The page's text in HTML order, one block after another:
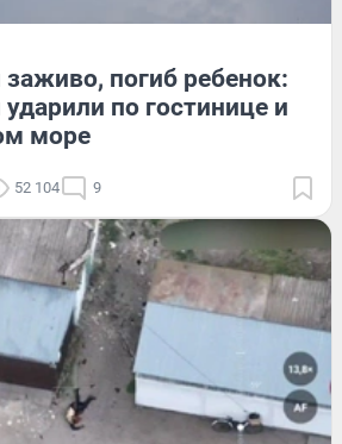
погиб ребенок:
по гостинице и
море
52 104 9